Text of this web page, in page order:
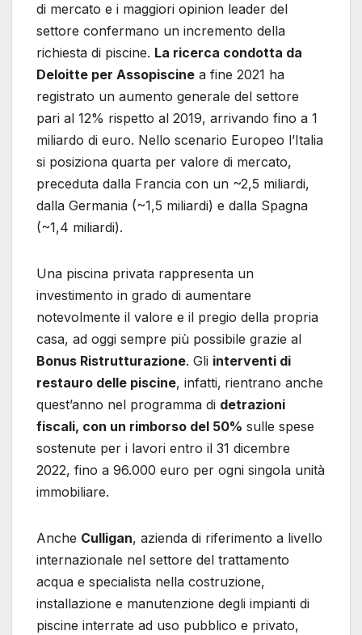
di mercato e i maggiori opinion leader del
settore confermano un incremento della
richiesta di piscine. La ricerca condotta da
Deloitte per Assopiscine a fine 2021 ha
registrato un aumento generale del settore
pari al 12% rispetto al 2019, arrivando fino a 1
miliardo di euro. Nello scenario Europeo l’Italia
si posiziona quarta per valore di mercato,
preceduta dalla Francia con un ~2,5 miliardi,
dalla Germania (~1,5 miliardi) e dalla Spagna
(~1,4 miliardi).
Una piscina privata rappresenta un
investimento in grado di aumentare
notevolmente il valore e il pregio della propria
casa, ad oggi sempre più possibile grazie al
Bonus Ristrutturazione. Gli interventi di
restauro delle piscine, infatti, rientrano anche
quest’anno nel programma di detrazioni
fiscali, con un rimborso del 50% sulle spese
sostenute per i lavori entro il 31 dicembre
2022, fino a 96.000 euro per ogni singola unità
immobiliare.
Anche Culligan, azienda di riferimento a livello
internazionale nel settore del trattamento
acqua e specialista nella costruzione,
installazione e manutenzione degli impianti di
piscine interrate ad uso pubblico e privato,